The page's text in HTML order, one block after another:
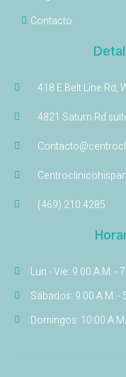
Contacto
418 E Belt Line Rd,
4821 Saturn Rd
(469) 210 4285
Lun - Vie: 9.00 A.M. -
Sábados: 9.00 A.M. -
Domingos: 10:00